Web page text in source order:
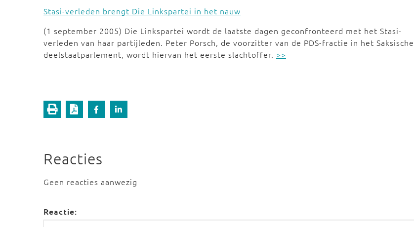
Stasi-verleden brengt Die Linkspartei in het nauw
(1 september 2005) Die Linkspartei wordt de laatste dagen geconfronteerd met het Stasi-
verleden van haar partijleden. Peter Porsch, de voorzitter van de PDS-fractie in het Saksische
deelstaatparlement, wordt hiervan het eerste slachtoffer. >>
Reacties
Geen reacties aanwezig
Reactie: